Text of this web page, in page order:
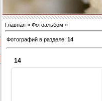
Главная » Фотоальбом »
Фотографий в разделе: 14
14